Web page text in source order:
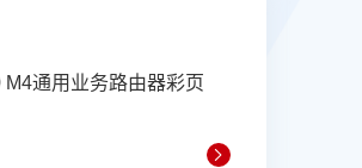
通用业务路由器彩页